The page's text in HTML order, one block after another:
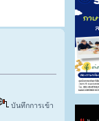
บันทึกการเข้า